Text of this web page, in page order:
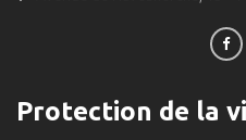
Protection de la